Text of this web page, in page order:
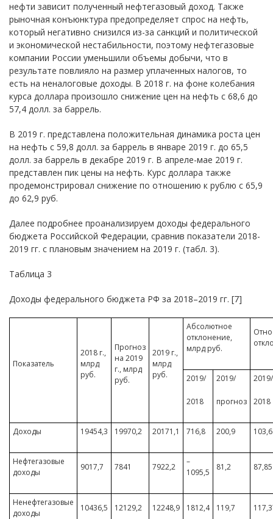
нефти зависит полученный нефтегазовый доход. Также
рыночная конъюнктура предопределяет спрос на нефть,
который негативно снизился из-за санкций и политической
и экономической нестабильности, поэтому нефтегазовые
компании России уменьшили объемы добычи, что в
результате повлияло на размер уплаченных налогов, то
есть на неналоговые доходы. В 2018 г. на фоне колебания
курса доллара произошло снижение цен на нефть с 68,6 до
57,4 долл. за баррель.
В 2019 г. представлена положительная динамика роста цен
на нефть с 59,8 долл. за баррель в январе 2019 г. до 65,5
долл. за баррель в декабре 2019 г. В апреле-мае 2019 г.
представлен пик цены на нефть. Курс доллара также
продемонстрировал снижение по отношению к рублю с 65,9
до 62,9 руб.
Далее подробнее проанализируем доходы федерального
бюджета Российской Федерации, сравнив показатели 2018-
2019 гг. с плановым значением на 2019 г. (табл. 3).
Таблица 3
Доходы федерального бюджета РФ за 2018–2019 гг. [7]
Показатель
2018 г.,
млрд
руб.
Прогноз
на 2019
г., млрд
руб.
2019 г.,
млрд
руб.
Абсолютное
отклонение,
млрд руб.
2019/
2018
2019/
прогноз
2019/
2018
Доходы 19454,3 19970,2 20171,1 716,8 200,9
Нефтегазовые
доходы
9017,7 7841 7922,2
–
1095,5
81,2 87,85
Ненефтегазовые
доходы
10436,5 12129,2 12248,9 1812,4 119,7